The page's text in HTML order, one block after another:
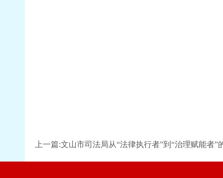
上一篇:文山市司法局从“法律执行者”到“治理赋能者